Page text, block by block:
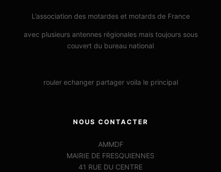
L’association des motardes et motards de France
avec plusieurs antennes régionales mais toujours sous
couvert du bureau national
rouler echanger partager voila le principal
NOUS CONTACTER
AMMDF
MAIRIE DE FRESQUIENNES
41 RUE DU CENTRE